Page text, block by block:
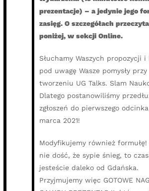
prezentacje) – a jedynie jego
zasięg. O szczegółach
poniżej, w sekcji Online.
Słuchamy Waszych propozycji i
pod uwagę Wasze pomysły przy
tworzeniu UG Talks. Slam
Dlatego postanowiliśmy
zgłoszeń do pierwszego
marca 2021!
Modyfikujemy również formułę!
nie dość, że sypie śnieg, to
jesteście daleko od Gdańska.
Przyjmujemy więc GOTOWE